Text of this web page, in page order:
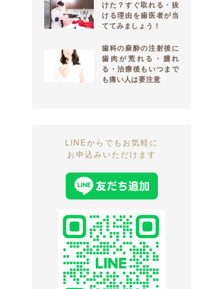
けた？すぐ取れる・抜
ける理由を歯医者が当
ててみましょう！
歯科の麻酔の注射後に
歯肉が荒れる・腫れ
る・治療後もいつまで
も痛い人は要注意
LINEからでもお気軽に
お申込みいただけます